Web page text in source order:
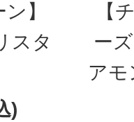
】
スタ
)
【
ー
アモ